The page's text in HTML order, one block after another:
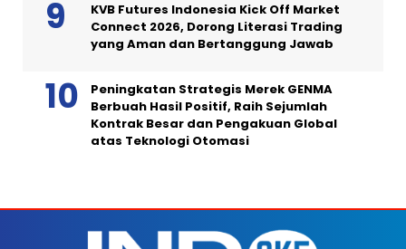
KVB Futures Indonesia Kick Off Market
Connect 2026, Dorong Literasi Trading
yang Aman dan Bertanggung Jawab
Peningkatan Strategis Merek GENMA
Berbuah Hasil Positif, Raih Sejumlah
Kontrak Besar dan Pengakuan Global
atas Teknologi Otomasi